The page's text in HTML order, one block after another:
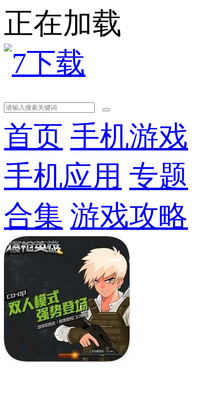
正在加载
首页 手机游戏
手机应用 专题
合集 游戏攻略